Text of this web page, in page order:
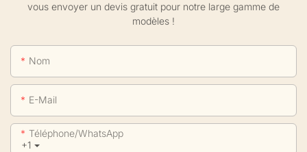
vous envoyer un devis gratuit pour notre large gamme de
modèles !
Nom
E-Mail
+1
Téléphone/WhatsApp